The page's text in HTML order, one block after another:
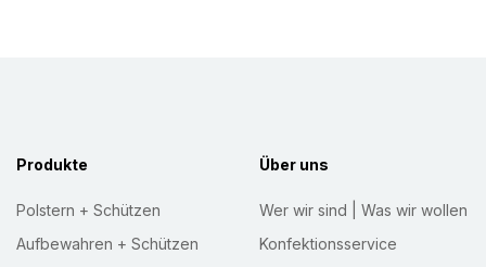
Produkte
Polstern + Schützen
Aufbewahren + Schützen
Über uns
Wer wir sind | Was wir wollen
Konfektionsservice